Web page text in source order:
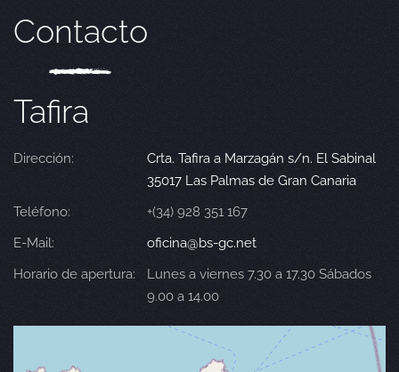
Contacto
Tafira
Dirección:
Crta. Tafira a Marzagán s/n. El Sabinal
35017 Las Palmas de Gran Canaria
Teléfono:
+(34) 928 351 167
E-Mail:
oficina@bs-gc.net
Horario de apertura:
Lunes a viernes 7.30 a 17.30 Sábados
9.00 a 14.00